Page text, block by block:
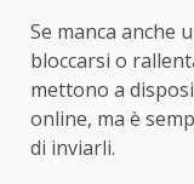
Se manca anche
bloccarsi o
mettono a
online, ma è
di inviarli.